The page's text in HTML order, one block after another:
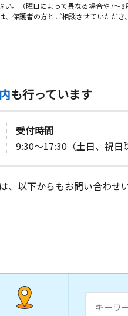
。（曜日によって異なる場合や7～8
保護者の方とご相談させていただき
も行っています
受付時間
9:30～17:30（土日、祝日
以下からもお問い合わせ